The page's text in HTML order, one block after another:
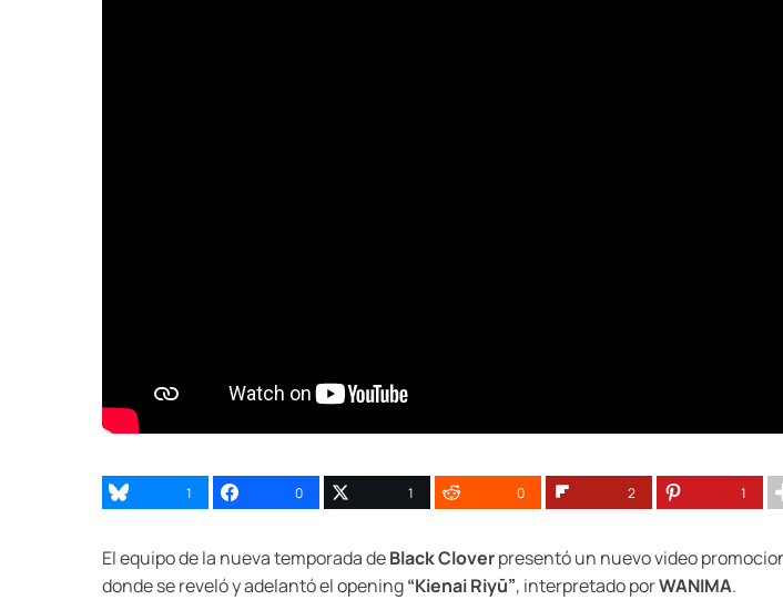
1 0 1 0 2 1
El equipo de la nueva temporada deBlack Cloverpresentó un nuevo video
donde se reveló y adelantó el opening“Kienai Riyū”, interpretado porWANIMA.